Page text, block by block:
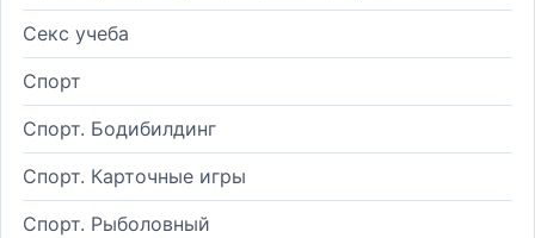
Секс учеба
Спорт
Спорт. Бодибилдинг
Спорт. Карточные игры
Спорт. Рыболовный